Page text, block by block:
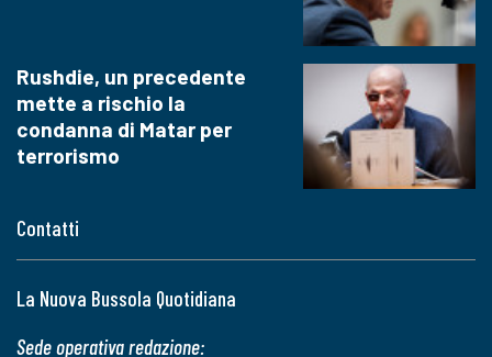
Contatti
La Nuova Bussola Quotidiana
Sede operativa redazione:
Rushdie, un precedente
mette a rischio la
condanna di Matar per
terrorismo